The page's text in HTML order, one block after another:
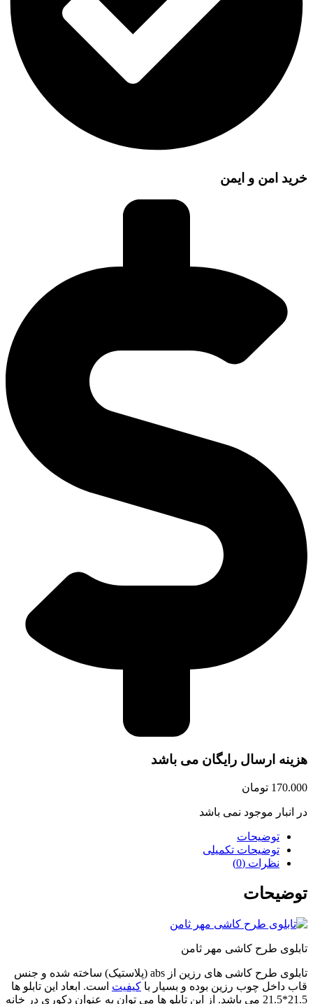
خرید امن و ایمن
هزینه ارسال رایگان می باشد
170.000 تومان
در انبار موجود نمی باشد
توضیحات
توضیحات تکمیلی
نظرات (0)
توضیحات
تابلوی طرح کاشی مهر ثامن
تابلوی طرح کاشی های رزین از abs (پلاستیک) ساخته شده و جنس
قاب داخل چوب رزین بوده و بسیار با کیفیت است. ابعاد این تابلو ها
21.5*21.5 می باشد. از این تابلو ها می توان به عنوان دکوری در خانه